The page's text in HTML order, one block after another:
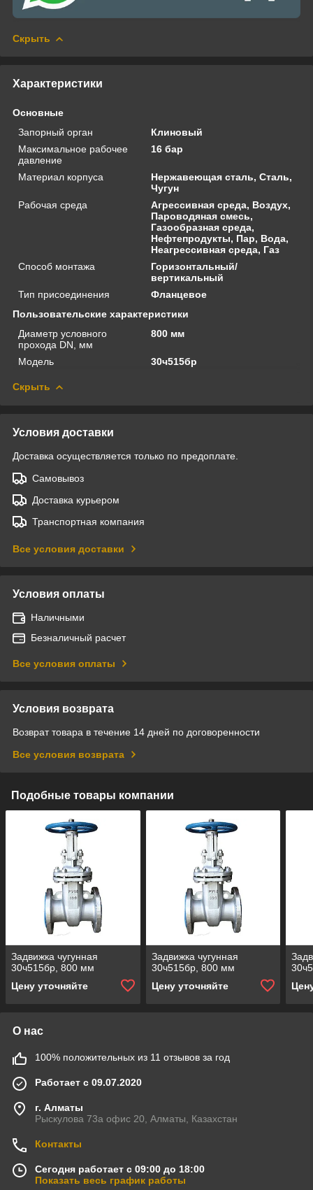
Скрыть
Характеристики
Основные
Запорный орган
Клиновый
Максимальное рабочее
давление
16 бар
Материал корпуса
Нержавеющая сталь, Сталь,
Чугун
Рабочая среда
Агрессивная среда, Воздух,
Пароводяная смесь,
Газообразная среда,
Нефтепродукты, Пар, Вода,
Неагрессивная среда, Газ
Способ монтажа
Горизонтальный/
вертикальный
Тип присоединения
Фланцевое
Пользовательские характеристики
Диаметр условного
прохода DN, мм
800 мм
Модель 30ч515бр
Скрыть
Условия доставки
Доставка осуществляется только по предоплате.
Самовывоз
Доставка курьером
Транспортная компания
Все условия доставки
Условия оплаты
Наличными
Безналичный расчет
Все условия оплаты
Условия возврата
Возврат товара в течение 14 дней по договоренности
Все условия возврата
Подобные товары компании
Задвижка чугунная
30ч515бр, 800 мм
Цену уточняйте
Задвижка чугунная
30ч515бр, 800 мм
Цену уточняйте
О нас
100% положительных из 11 отзывов за год
Работает с 09.07.2020
г. Алматы
Рыскулова 73а офис 20, Алматы, Казахстан
Контакты
Сегодня работает с 09:00 до 18:00
Показать весь график работы